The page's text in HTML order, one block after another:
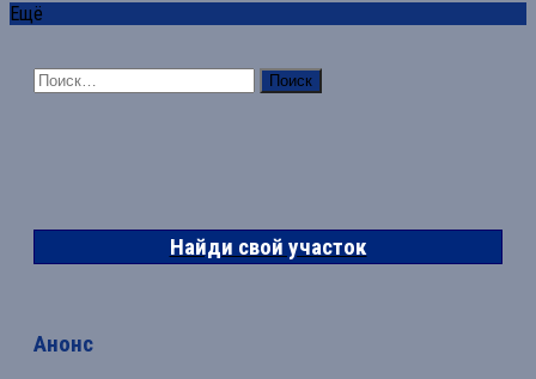
Ещё
Найти:
Найди свой участок
Анонс